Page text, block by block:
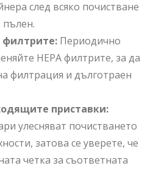
след всяко почистване
пълен.
филтрите: Периодично
HEPA филтрите, за да
филтрация и дълготраен
приставки:
улесняват почистването
затова се уверете, че
четка за съответната